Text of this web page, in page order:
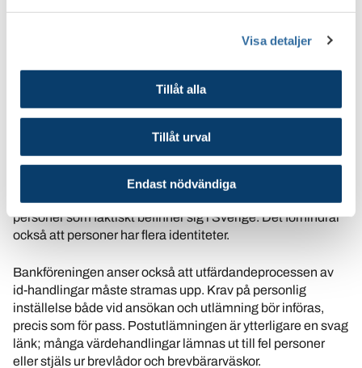
Visa detaljer
Tillåt alla
Tillåt urval
Endast nödvändiga
bakgrundskontroll av identiteten till alla svenska
Sverige. Det näst bästa, och kanske mest realistiska
alternativet, är att staten tar ansvar för hur det ska gå till
att ansöka om, tillverka och överlämna id-handlingar till
Staten måste se till att det går att enkelt, snabbt och
pålitligt kontrollera en id-handlings äkthet mot en databas.
På köpet skulle staten öka sina egna kunskaper om vilka
personer som faktiskt befinner sig i Sverige. Det förhindrar
också att personer har flera identiteter.
Bankföreningen anser också att utfärdandeprocessen av
id-handlingar måste stramas upp. Krav på personlig
inställelse både vid ansökan och utlämning bör införas,
precis som för pass. Postutlämningen är ytterligare en svag
länk; många värdehandlingar lämnas ut till fel personer
eller stjäls ur brevlådor och brevbärarväskor.